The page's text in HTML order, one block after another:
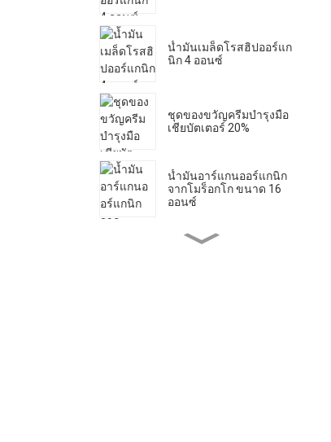
น้ำมันเมล็ดโรสฮิปออร์แก
นิก 4 ออนซ์
ชุดของขวัญครีมบำรุงมือ
เชียบัตเตอร์ 20%
น้ำมันอาร์แกนออร์แกนิก
จากโมร็อกโก ขนาด 16
ออนซ์